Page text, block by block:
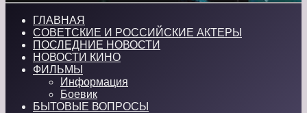
ГЛАВНАЯ
СОВЕТСКИЕ И РОССИЙСКИЕ АКТЕРЫ
ПОСЛЕДНИЕ НОВОСТИ
НОВОСТИ КИНО
ФИЛЬМЫ
Информация
Боевик
БЫТОВЫЕ ВОПРОСЫ